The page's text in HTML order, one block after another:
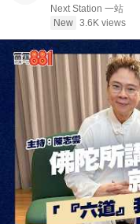
Next Station 一站
New 3.6K views